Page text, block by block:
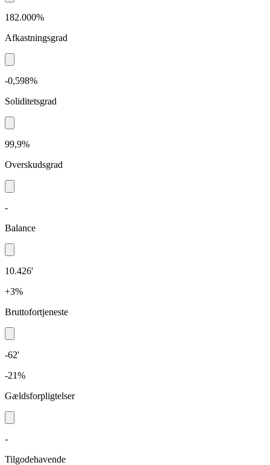
182.000%
Afkastningsgrad
-0,598%
Soliditetsgrad
99,9%
Overskudsgrad
-
Balance
10.426'
+3%
Bruttofortjeneste
-62'
-21%
Gældsforpligtelser
-
Tilgodehavende